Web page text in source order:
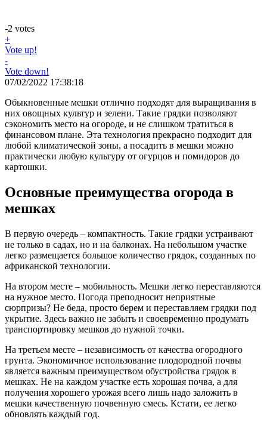
-2 votes
+
Vote up!
-
Vote down!
07/02/2022 17:38:18
Обыкновенные мешки отлично подходят для выращивания в
них овощных культур и зелени. Такие грядки позволяют
сэкономить место на огороде, и не слишком тратиться в
финансовом плане. Эта технология прекрасно подходит для
любой климатической зоны, а посадить в мешки можно
практически любую культуру от огурцов и помидоров до
картошки.
Основные преимущества огорода в
мешках
В первую очередь – компактность. Такие грядки устраивают
не только в садах, но и на балконах. На небольшом участке
легко размещается большое количество грядок, созданных по
африканской технологии.
На втором месте – мобильность. Мешки легко переставляются
на нужное место. Погода преподносит неприятные
сюрпризы? Не беда, просто берем и переставляем грядки под
укрытие. Здесь важно не забыть и своевременно продумать
транспортировку мешков до нужной точки.
На третьем месте – независимость от качества огородного
грунта. Экономичное использование плодородной почвы
является важным преимуществом обустройства грядок в
мешках. Не на каждом участке есть хорошая почва, а для
получения хорошего урожая всего лишь надо заложить в
мешки качественную почвенную смесь. Кстати, ее легко
обновлять каждый год.